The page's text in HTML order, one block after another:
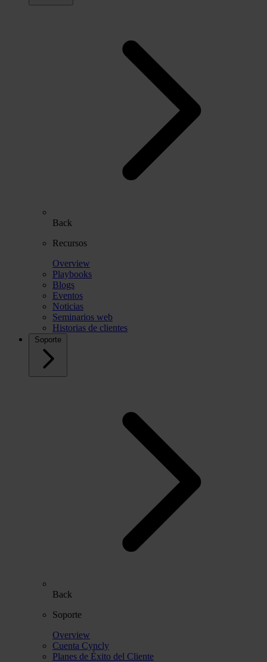
Back
Recursos
Overview
Playbooks
Blogs
Eventos
Noticias
Seminarios web
Historias de clientes
Soporte
Back
Soporte
Overview
Cuenta Cyncly
Planes de Éxito del Cliente